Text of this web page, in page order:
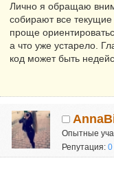
Лично я обращаю
собирают все
проще
а что уже устарело.
код может быть
Опытные
Репутация:0